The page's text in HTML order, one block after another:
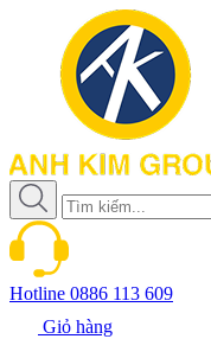
Hotline 0886 113 609
Giỏ hàng